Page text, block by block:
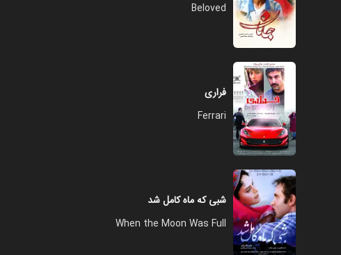
Beloved
فراری
Ferrari
شبی که ماه کامل شد
When the Moon Was Full